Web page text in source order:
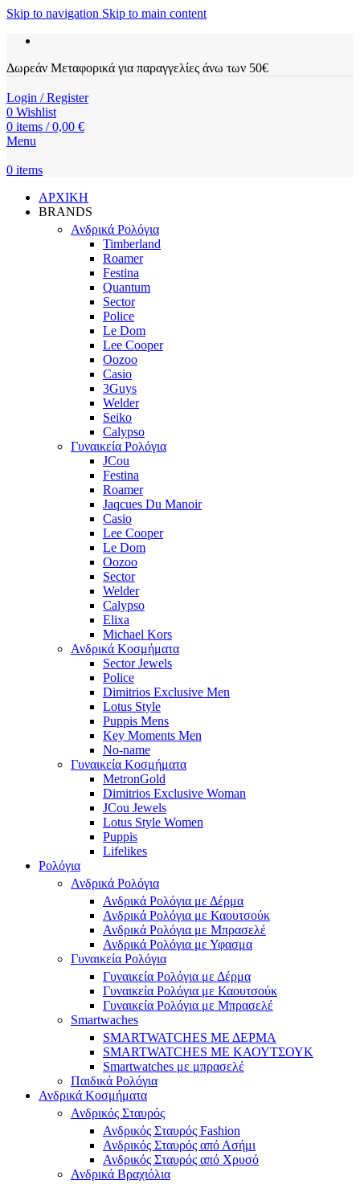
Skip to navigation Skip to main content
Δωρεάν Μεταφορικά για παραγγελίες άνω των 50€
Login / Register
0 Wishlist
0 items / 0,00 €
Menu
0 items
ΑΡΧΙΚΗ
BRANDS
Ανδρικά Ρολόγια
Timberland
Roamer
Festina
Quantum
Sector
Police
Le Dom
Lee Cooper
Oozoo
Casio
3Guys
Welder
Seiko
Calypso
Γυναικεία Ρολόγια
JCou
Festina
Roamer
Jaqcues Du Manoir
Casio
Lee Cooper
Le Dom
Oozoo
Sector
Welder
Calypso
Elixa
Michael Kors
Ανδρικά Κοσμήματα
Sector Jewels
Police
Dimitrios Exclusive Men
Lotus Style
Puppis Mens
Key Moments Men
No-name
Γυναικεία Κοσμήματα
MetronGold
Dimitrios Exclusive Woman
JCou Jewels
Lotus Style Women
Puppis
Lifelikes
Ρολόγια
Ανδρικά Ρολόγια
Ανδρικά Ρολόγια με Δέρμα
Ανδρικά Ρολόγια με Καουτσούκ
Ανδρικά Ρολόγια με Μπρασελέ
Ανδρικά Ρολόγια με Υφασμα
Γυναικεία Ρολόγια
Γυναικεία Ρολόγια με Δέρμα
Γυναικεία Ρολόγια με Καουτσούκ
Γυναικεία Ρολόγια με Μπρασελέ
Smartwaches
SMARTWATCHES ΜΕ ΔΕΡΜΑ
SMARTWATCHES ΜΕ ΚΑΟΥΤΣΟΥΚ
Smartwatches με μπρασελέ
Παιδικά Ρολόγια
Ανδρικά Κοσμήματα
Ανδρικός Σταυρός
Ανδρικός Σταυρός Fashion
Ανδρικός Σταυρός από Ασήμι
Ανδρικός Σταυρός από Χρυσό
Ανδρικά Βραχιόλια